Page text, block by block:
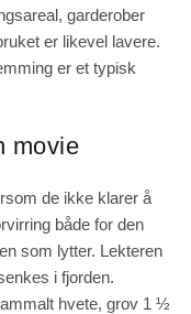
garderober
er likevel lavere.
er et typisk
movie
de ikke klarer å
både for den
som lytter. Lekteren
i fjorden.
hvete, grov 1 ½